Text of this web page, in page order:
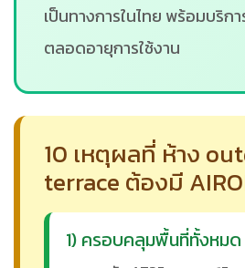
เป็นทางการในไทย พร้อมบริก
ตลอดอายุการใช้งาน
10 เหตุผลที่ ห้าง
terrace ต้องมี
1) ครอบคลุมพื้นที่ทั้งหมด